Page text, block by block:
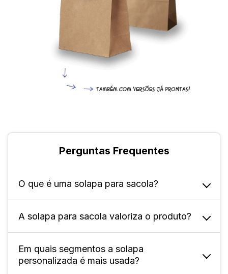
Perguntas Frequentes
O que é uma solapa para sacola?
Ela é uma extensão de papel aplicada na
parte superior das sacolas, como forma de
fechar, reforçar, proteger o conteúdo e exibir
informações visuais.
A solapa para sacola valoriza o produto?
Sim! Ela reforça a identidade visual da marca,
chama a atenção entre outros produtos e
Em quais segmentos a solapa
personalizada é mais usada?